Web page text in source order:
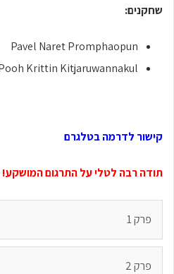
שחקנים:
Pavel Naret Promphaopun
Krittin Kitjaruwannakul
קישור לדרמה בטלגרם
תודה רבה לטלי על התרגום המושקע!
פרק 1
פרק 2